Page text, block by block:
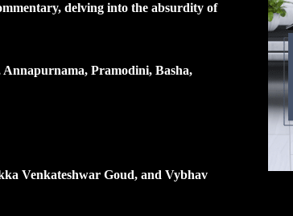
delving into the absurdity of
Pramodini, Basha,
Venkateshwar Goud, and Vybhav